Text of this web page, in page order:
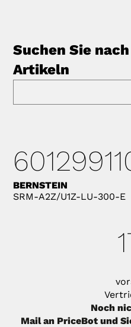
Suchen Sie
Artikeln
BERNSTEIN
SRM-A2Z/U1Z-LU-300-E
Noch
Mail an PriceBot und